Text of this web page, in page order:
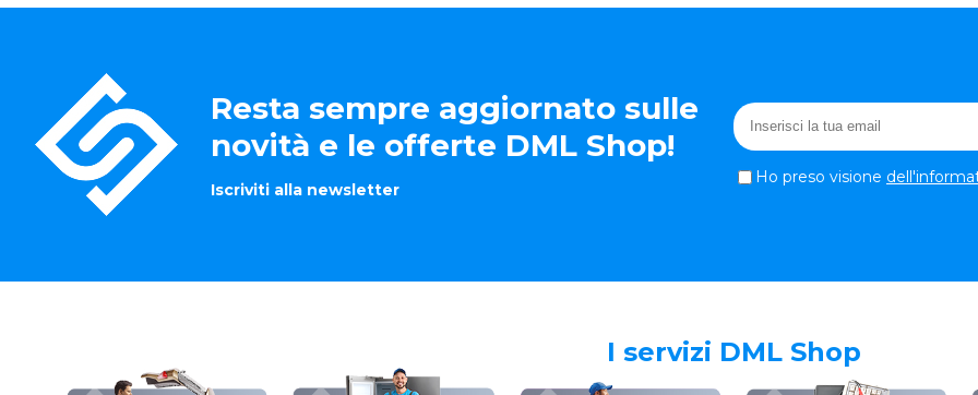
Resta sempre aggiornato sulle
novità e le offerte DML Shop!
Iscriviti alla newsletter
Ho preso visione
I servizi DML Shop